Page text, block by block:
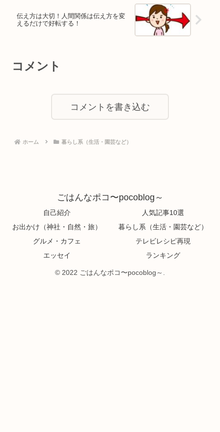
伝え方は大切！人間関係は伝え方を変
えるだけで好転する！
コメント
コメントを書き込む
ホーム 暮らし系（生活・園芸など）
ごはんなポコ〜pocoblog～
自己紹介
人気記事10選
お出かけ（神社・自然・旅）
暮らし系（生活・園芸など）
グルメ・カフェ
テレビレシピ再現
エッセイ
ランキング
© 2022 ごはんなポコ〜pocoblog～.